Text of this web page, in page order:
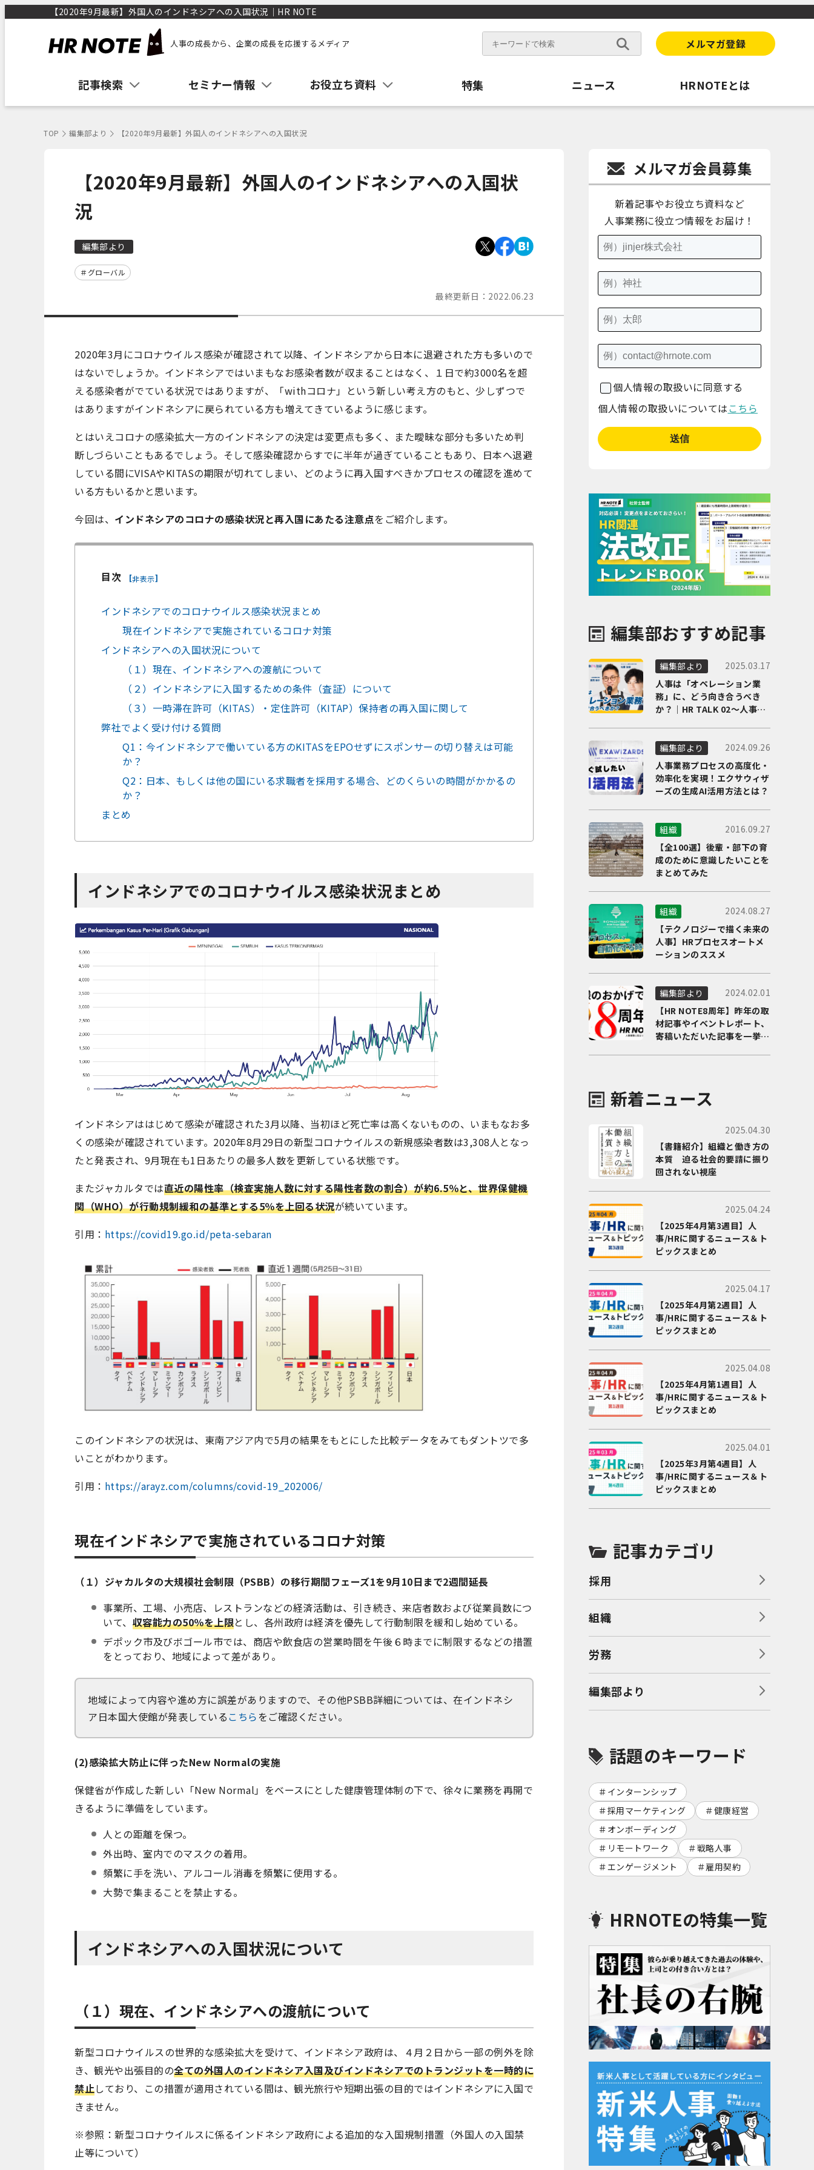
【2020年9月最新】外国人のインドネシアへの入国状況｜HR NOTE
人事の成長から、企業の成長を応援するメディア メルマガ登録
記事検索 セミナー情報 お役立ち資料 特集 ニュース HRNOTEとは
TOP 編集部より 【2020年9月最新】外国人のインドネシアへの入国状況
【2020年9月最新】外国人のインドネシアへの入国状
況
編集部より
グローバル
最終更新日： 2022.06.23
2020年3月にコロナウイルス感染が確認されて以降、インドネシアから日本に退避された方も多いので
はないでしょうか。インドネシアではいまもなお感染者数が収まることはなく、１日で約3000名を超
える感染者がでている状況ではありますが、「withコロナ」という新しい考え方のもと、少しずつで
はありますがインドネシアに戻られている方も増えてきているように感じます。
とはいえコロナの感染拡大一方のインドネシアの決定は変更点も多く、また曖昧な部分も多いため判
断しづらいこともあるでしょう。そして感染確認からすでに半年が過ぎていることもあり、日本へ退避
している間にVISAやKITASの期限が切れてしまい、どのように再入国すべきかプロセスの確認を進めて
いる方もいるかと思います。
今回は、 インドネシアのコロナの感染状況と再入国にあたる注意点をご紹介します。
目次 [非表示]
インドネシアでのコロナウイルス感染状況まとめ
現在インドネシアで実施されているコロナ対策
インドネシアへの入国状況について
（１）現在、インドネシアへの渡航について
（２）インドネシアに入国するための条件（査証）について
（３）一時滞在許可（KITAS）・定住許可（KITAP）保持者の再入国に関して
弊社でよく受け付ける質問
Q1：今インドネシアで働いている方のKITASをEPOせずにスポンサーの切り替えは可能
か？
Q2：日本、もしくは他の国にいる求職者を採用する場合、どのくらいの時間がかかるの
か？
まとめ
インドネシアでのコロナウイルス感染状況まとめ
インドネシアははじめて感染が確認された3月以降、当初ほど死亡率は高くないものの、いまもなお多
くの感染が確認されています。2020年8月29日の新型コロナウイルスの新規感染者数は3,308人となっ
たと発表され、9月現在も1日あたりの最多人数を更新している状態です。
またジャカルタでは直近の陽性率（検査実施人数に対する陽性者数の割合）が約6.5％と、世界保健機
関（WHO）が行動規制緩和の基準とする5％を上回る状況が続いています。
引用： https://covid19.go.id/peta-sebaran
このインドネシアの状況は、東南アジア内で5月の結果をもとにした比較データをみてもダントツで多
いことがわかります。
引用： https://arayz.com/columns/covid-19_202006/
現在インドネシアで実施されているコロナ対策
（１）ジャカルタの大規模社会制限（PSBB）の移行期間フェーズ1を9月10日まで2週間延長
事業所、工場、小売店、レストランなどの経済活動は、引き続き、来店者数および従業員数につ
いて、 収容能力の50％を上限とし、各州政府は経済を優先して行動制限を緩和し始めている。
デポック市及びボゴール市では、商店や飲食店の営業時間を午後６時までに制限するなどの措置
をとっており、地域によって差があり。
地域によって内容や進め方に誤差がありますので、その他PSBB詳細については、在インドネシ
ア日本国大使館が発表しているこちらをご確認ください。
(2)感染拡大防止に伴ったNew Normalの実施
保健省が作成した新しい「New Normal」をベースにとした健康管理体制の下で、徐々に業務を再開で
きるように準備をしています。
人との距離を保つ。
外出時、室内でのマスクの着用。
頻繁に手を洗い、アルコール消毒を頻繁に使用する。
大勢で集まることを禁止する。
インドネシアへの入国状況について
（１）現在、インドネシアへの渡航について
新型コロナウイルスの世界的な感染拡大を受けて、インドネシア政府は、４月２日から一部の例外を除
き、観光や出張目的の全ての外国人のインドネシア入国及びインドネシアでのトランジットを一時的に
禁止しており、この措置が適用されている間は、観光旅行や短期出張の目的ではインドネシアに入国で
きません。
※参照：新型コロナウイルスに係るインドネシア政府による追加的な入国規制措置（外国人の入国禁
止等について）
メルマガ会員募集
新着記事やお役立ち資料など
人事業務に役立つ情報をお届け！
個人情報の取扱いに同意する
個人情報の取扱いについては こちら
編集部おすすめ記事
編集部より
2025.03.17
人事は「オペレーション業
務」に、どう向き合うべき
か？｜HR TALK 02～人事DX
編集部より
2024.09.26
人事業務プロセスの高度化・
効率化を実現！エクサウィザ
ーズの生成AI活用方法とは？
組織
2016.09.27
【全100選】後輩・部下の育
成のために意識したいことを
まとめてみた
組織
2024.08.27
【テクノロジーで描く未来の
人事】HRプロセスオートメ
ーションのススメ
編集部より
2024.02.01
【HR NOTE8周年】昨年の取
材記事やイベントレポート、
寄稿いただいた記事を一挙に
新着ニュース
2025.04.30
【書籍紹介】組織と働き方の
本質 迫る社会的要請に振り
回されない視座
2025.04.24
【2025年4月第3週目】人
事/HRに関するニュース＆ト
ピックスまとめ
2025.04.17
【2025年4月第2週目】人
事/HRに関するニュース＆ト
ピックスまとめ
2025.04.08
【2025年4月第1週目】人
事/HRに関するニュース＆ト
ピックスまとめ
2025.04.01
【2025年3月第4週目】人
事/HRに関するニュース＆ト
ピックスまとめ
記事カテゴリ
採用
組織
労務
編集部より
話題のキーワード
インターンシップ
採用マーケティング
健康経営
オンボーディング
リモートワーク
戦略人事
エンゲージメント
雇用契約
HRNOTEの特集一覧